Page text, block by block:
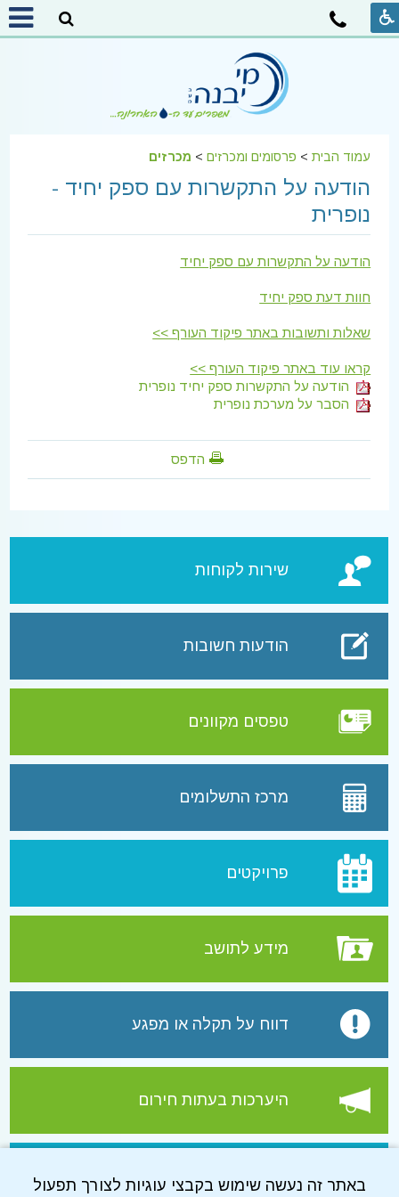
באתר זה נעשה שימוש בקבצי עוגיות לצורך תפעול
שירות לקוחות
הודעות חשובות
טפסים מקוונים
מרכז התשלומים
פרויקטים
מידע לתושב
דווח על תקלה או מפגע
היערכות בעתות חירום
עמוד הפייסבוק של התאגיד
עמוד הבית> פרסומים ומכרזים> מכרזים
הודעה על התקשרות עם ספק יחיד -
נופרית
הודעה על התקשרות עם ספק יחיד
חוות דעת ספק יחיד
שאלות ותשובות באתר פיקוד העורף >>
קראו עוד באתר פיקוד העורף >>
הודעה על התקשרות ספק יחיד נופרית
הסבר על מערכת נופרית
הדפס